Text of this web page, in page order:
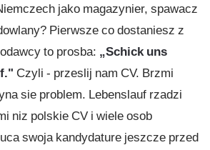
jako magazynier, spawacz
Pierwsze co dostaniesz z
to prosba: „Schick uns
Czyli - przeslij nam CV. Brzmi
sie problem. Lebenslauf rzadzi
niz polskie CV i wiele osob
swoja kandydature jeszcze przed